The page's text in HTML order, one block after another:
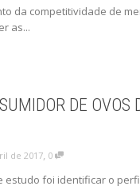
da competitividade de
as...
DE
de 2017 0
estudo foi identificar o